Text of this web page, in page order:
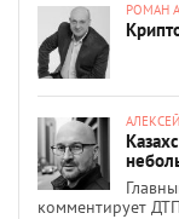
РОМАН
комментирует